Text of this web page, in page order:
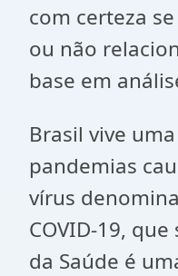
com certeza
ou não
base em
Brasil vive
pandemias
vírus
COVID-19,
da Saúde é